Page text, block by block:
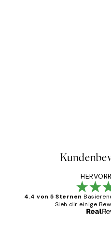
4.4 von 5 Sternen
Sieh dir einige